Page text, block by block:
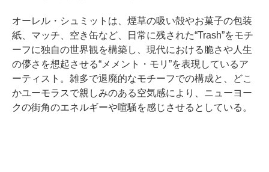
オーレル・シュミットは、煙草の吸い殻やお菓子の包装
紙、マッチ、空き缶など、日常に残された“Trash”をモチ
ーフに独自の世界観を構築し、現代における脆さや人生
の儚さを想起させる“メメント・モリ”を表現しているア
ーティスト。雑多で退廃的なモチーフでの構成と、どこ
かユーモラスで親しみのある空気感により、ニューヨー
クの街角のエネルギーや喧騒を感じさせるとしている。